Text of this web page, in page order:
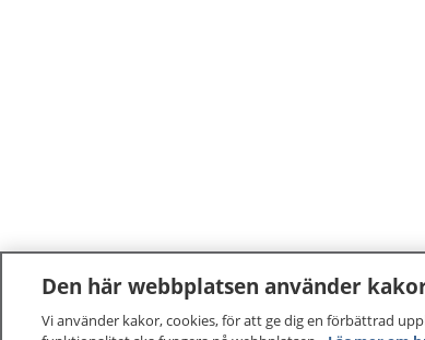
Den här webbplatsen använder
Vi använder kakor, cookies, för att ge dig en förbättrad